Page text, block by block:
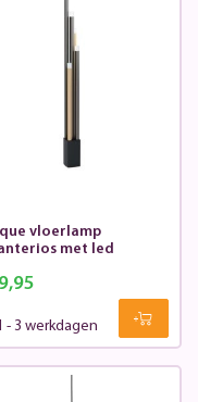
vloerlamp
met led
- 3 werkdagen